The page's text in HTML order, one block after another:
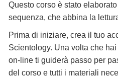
Questo corso è stato
sequenza, che abbina la
Prima di iniziare, crea il tuo
Scientology. Una volta che
on-line ti guiderà passo per
del corso e tutti i materiali